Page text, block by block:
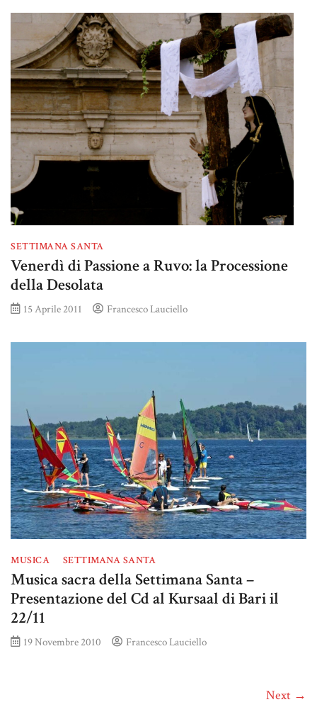
SETTIMANA SANTA
Venerdì di Passione a Ruvo: la Processione
della Desolata
15 Aprile 2011 Francesco Lauciello
MUSICA SETTIMANA SANTA
Musica sacra della Settimana Santa –
Presentazione del Cd al Kursaal di Bari il
22/11
19 Novembre 2010 Francesco Lauciello
Next →